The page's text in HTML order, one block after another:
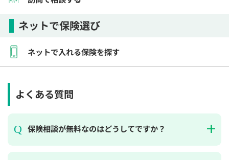
ネットで保険選び
ネットで入れる保険を探す
よくある質問
保険相談が無料なのはどうしてですか？